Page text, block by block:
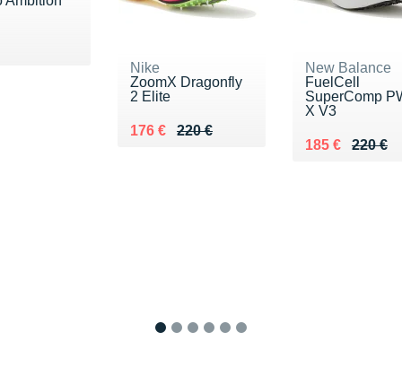
Nike
ZoomX Dragonfly
2 Elite
220 €
Au lieu de 220 €
176 €
Vendu 176 €
New Balance
FuelCell
SuperComp
X V3
220 €
Au lieu de
185 €
Vendu 185 €